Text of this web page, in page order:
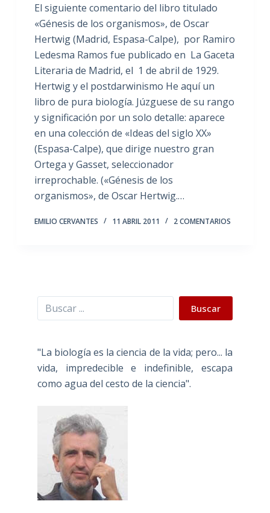
El siguiente comentario del libro titulado
«Génesis de los organismos», de Oscar
Hertwig (Madrid, Espasa-Calpe), por Ramiro
Ledesma Ramos fue publicado en La Gaceta
Literaria de Madrid, el 1 de abril de 1929.
Hertwig y el postdarwinismo He aquí un
libro de pura biología. Júzguese de su rango
y significación por un solo detalle: aparece
en una colección de «Ideas del siglo XX»
(Espasa-Calpe), que dirige nuestro gran
Ortega y Gasset, seleccionador
irreprochable. («Génesis de los
organismos», de Oscar Hertwig.…
EMILIO CERVANTES 11 ABRIL 2011 2 COMENTARIOS
Buscar Buscar
"La biología es la ciencia de la vida; pero... la
vida, impredecible e indefinible, escapa
como agua del cesto de la ciencia".